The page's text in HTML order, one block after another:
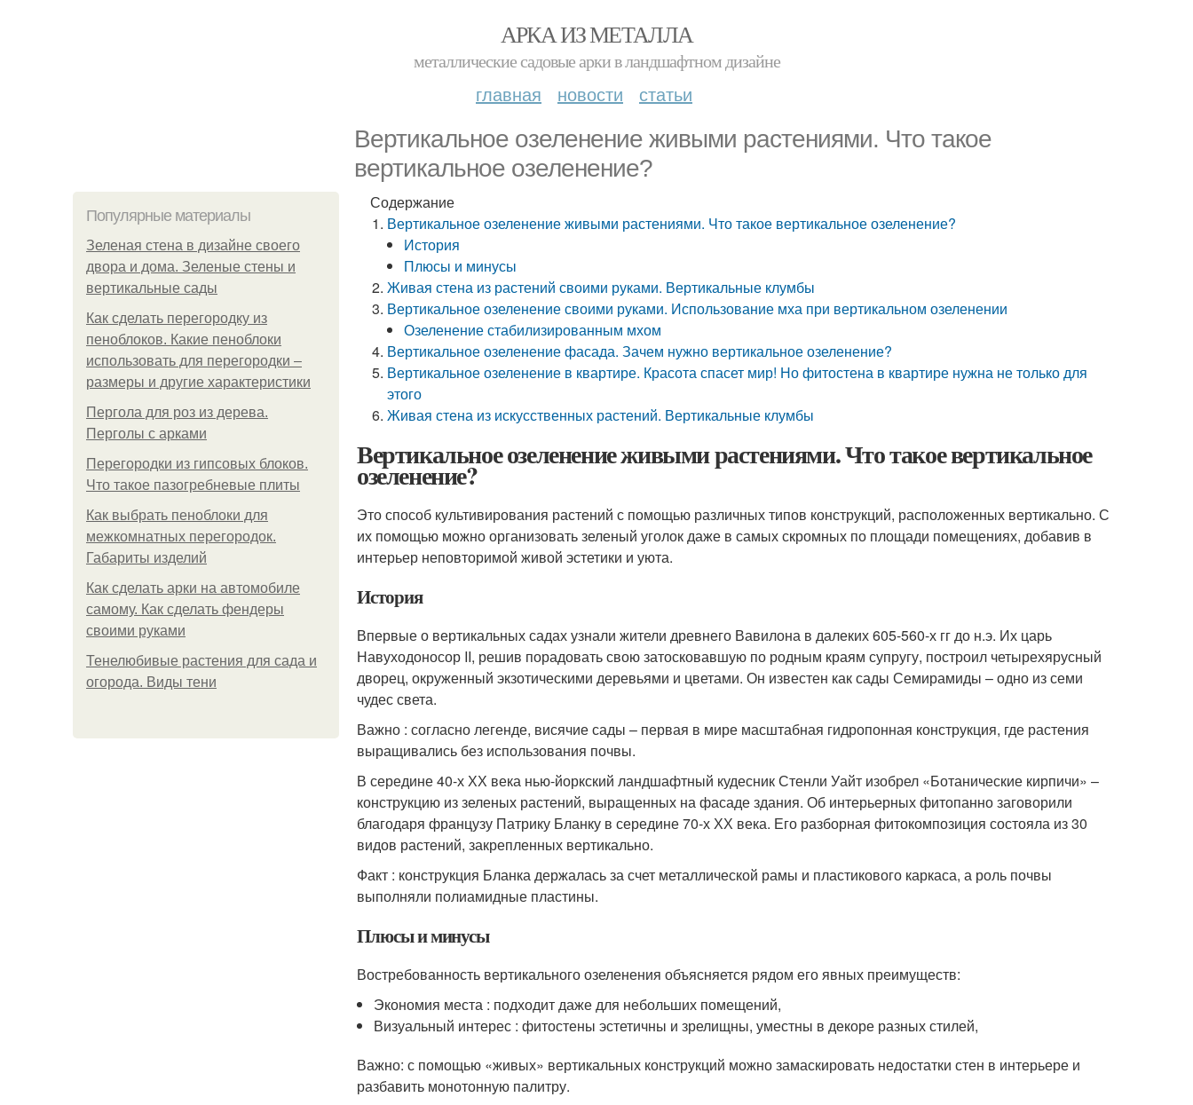
АРКА ИЗ МЕТАЛЛА
металлические садовые арки в ландшафтном дизайне
главная новости статьи
Вертикальное озеленение живыми растениями. Что такое
вертикальное озеленение?
Популярные материалы
Зеленая стена в дизайне своего
двора и дома. Зеленые стены и
вертикальные сады
Как сделать перегородку из
пеноблоков. Какие пеноблоки
использовать для перегородки –
размеры и другие характеристики
Пергола для роз из дерева.
Перголы с арками
Перегородки из гипсовых блоков.
Что такое пазогребневые плиты
Как выбрать пеноблоки для
межкомнатных перегородок.
Габариты изделий
Как сделать арки на автомобиле
самому. Как сделать фендеры
своими руками
Тенелюбивые растения для сада и
огорода. Виды тени
Содержание
Вертикальное озеленение живыми растениями. Что такое вертикальное озеленение?
История
Плюсы и минусы
Живая стена из растений своими руками. Вертикальные клумбы
Вертикальное озеленение своими руками. Использование мха при вертикальном озеленении
Озеленение стабилизированным мхом
Вертикальное озеленение фасада. Зачем нужно вертикальное озеленение?
Вертикальное озеленение в квартире. Красота спасет мир! Но фитостена в квартире нужна не только для
этого
Живая стена из искусственных растений. Вертикальные клумбы
Вертикальное озеленение живыми растениями. Что такое вертикальное
озеленение?
Это способ культивирования растений с помощью различных типов конструкций, расположенных вертикально. С
их помощью можно организовать зеленый уголок даже в самых скромных по площади помещениях, добавив в
интерьер неповторимой живой эстетики и уюта.
История
Впервые о вертикальных садах узнали жители древнего Вавилона в далеких 605-560-х гг до н.э. Их царь
Навуходоносор II, решив порадовать свою затосковавшую по родным краям супругу, построил четырехярусный
дворец, окруженный экзотическими деревьями и цветами. Он известен как сады Семирамиды – одно из семи
чудес света.
Важно : согласно легенде, висячие сады – первая в мире масштабная гидропонная конструкция, где растения
выращивались без использования почвы.
В середине 40-х ХХ века нью-йоркский ландшафтный кудесник Стенли Уайт изобрел «Ботанические кирпичи» –
конструкцию из зеленых растений, выращенных на фасаде здания. Об интерьерных фитопанно заговорили
благодаря французу Патрику Бланку в середине 70-х ХХ века. Его разборная фитокомпозиция состояла из 30
видов растений, закрепленных вертикально.
Факт : конструкция Бланка держалась за счет металлической рамы и пластикового каркаса, а роль почвы
выполняли полиамидные пластины.
Плюсы и минусы
Востребованность вертикального озеленения объясняется рядом его явных преимуществ:
Экономия места : подходит даже для небольших помещений,
Визуальный интерес : фитостены эстетичны и зрелищны, уместны в декоре разных стилей,
Важно: с помощью «живых» вертикальных конструкций можно замаскировать недостатки стен в интерьере и
разбавить монотонную палитру.